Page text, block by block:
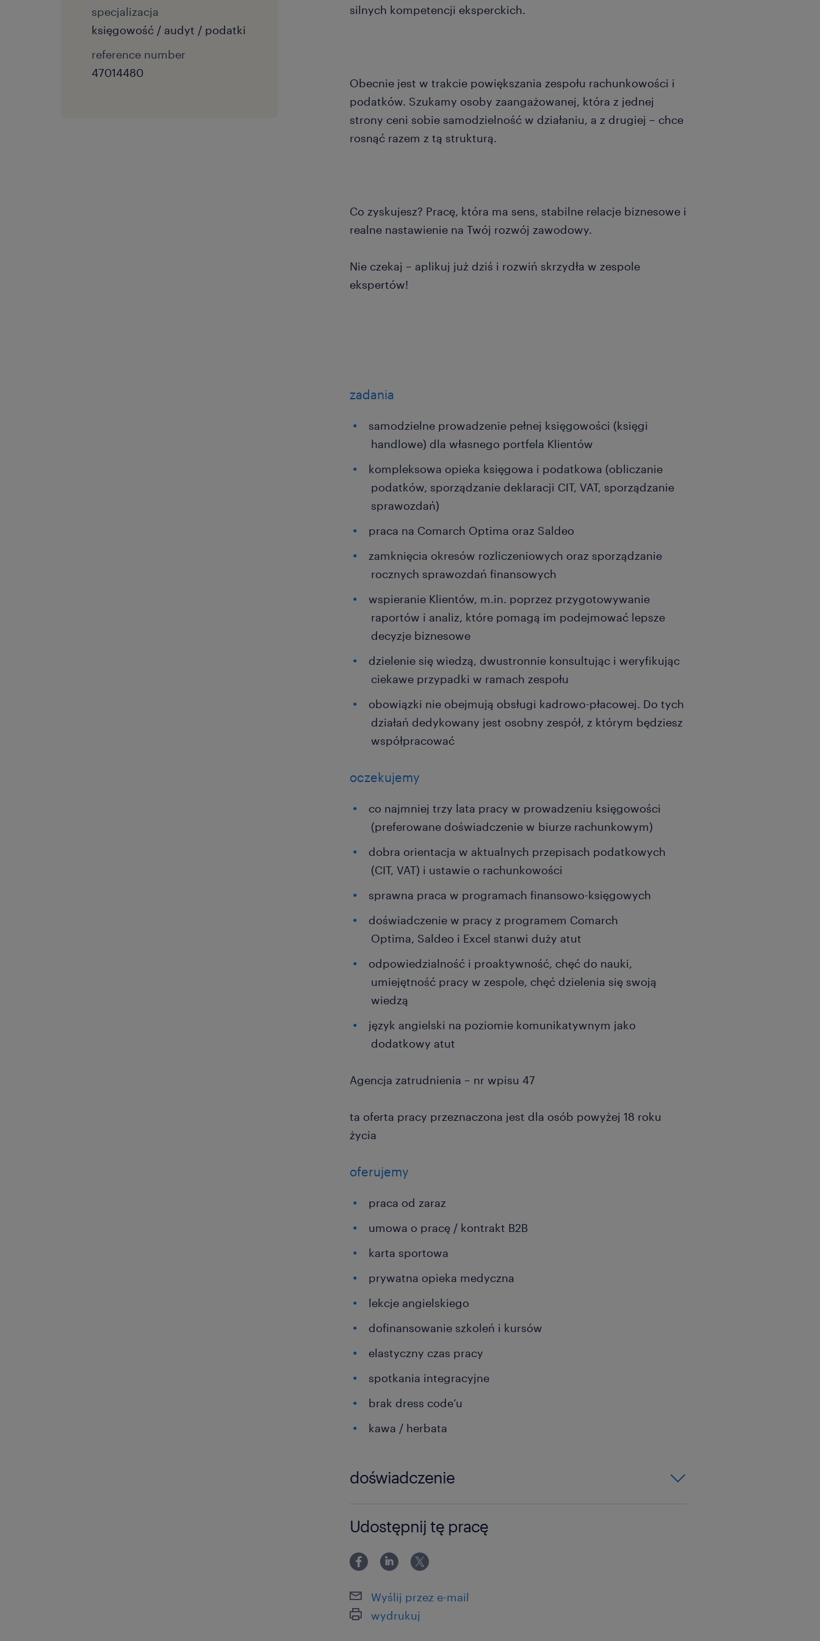
specjalizacja
księgowość / audyt / podatki
reference number
47014480
silnych kompetencji eksperckich.
Obecnie jest w trakcie powiększania zespołu rachunkowości i
podatków. Szukamy osoby zaangażowanej, która z jednej
strony ceni sobie samodzielność w działaniu, a z drugiej – chce
rosnąć razem z tą strukturą.
Co zyskujesz? Pracę, która ma sens, stabilne relacje biznesowe i
realne nastawienie na Twój rozwój zawodowy.
Nie czekaj – aplikuj już dziś i rozwiń skrzydła w zespole
ekspertów!
zadania
samodzielne prowadzenie pełnej księgowości (księgi
handlowe) dla własnego portfela Klientów
kompleksowa opieka księgowa i podatkowa (obliczanie
podatków, sporządzanie deklaracji CIT, VAT, sporządzanie
sprawozdań)
praca na Comarch Optima oraz Saldeo
zamknięcia okresów rozliczeniowych oraz sporządzanie
rocznych sprawozdań finansowych
wspieranie Klientów, m.in. poprzez przygotowywanie
raportów i analiz, które pomagą im podejmować lepsze
decyzje biznesowe
dzielenie się wiedzą, dwustronnie konsultując i weryfikując
ciekawe przypadki w ramach zespołu
obowiązki nie obejmują obsługi kadrowo-płacowej. Do tych
działań dedykowany jest osobny zespół, z którym będziesz
współpracować
oczekujemy
co najmniej trzy lata pracy w prowadzeniu księgowości
(preferowane doświadczenie w biurze rachunkowym)
dobra orientacja w aktualnych przepisach podatkowych
(CIT, VAT) i ustawie o rachunkowości
sprawna praca w programach finansowo-księgowych
doświadczenie w pracy z programem Comarch
Optima, Saldeo i Excel stanwi duży atut
odpowiedzialność i proaktywność, chęć do nauki,
umiejętność pracy w zespole, chęć dzielenia się swoją
wiedzą
język angielski na poziomie komunikatywnym jako
dodatkowy atut
Agencja zatrudnienia – nr wpisu 47
ta oferta pracy przeznaczona jest dla osób powyżej 18 roku
życia
oferujemy
praca od zaraz
umowa o pracę / kontrakt B2B
karta sportowa
prywatna opieka medyczna
lekcje angielskiego
dofinansowanie szkoleń i kursów
elastyczny czas pracy
spotkania integracyjne
brak dress code’u
kawa / herbata
doświadczenie
Udostępnij tę pracę
Wyślij przez e-mail
wydrukuj